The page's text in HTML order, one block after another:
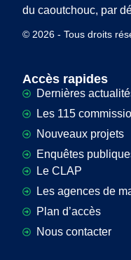
du caoutchouc, par
© 2026 - Tous droits
Accès rapides
Dernières
Les 115
Nouveaux projets
Enquêtes
Le CLAP
Les agences de
Plan d’accès
Nous contacter